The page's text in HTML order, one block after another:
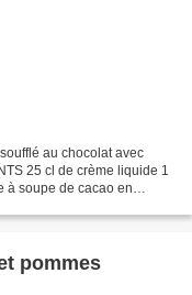
au chocolat avec
25 cl de crème liquide 1
à soupe de cacao en
pommes